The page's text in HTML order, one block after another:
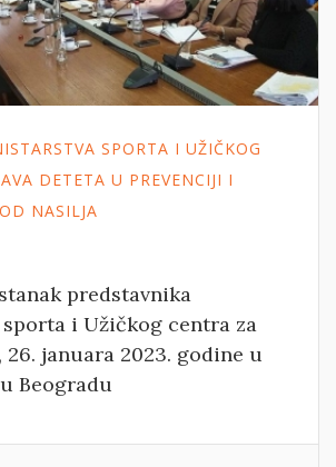
SPORTA I UŽIČKOG
DETETA U PREVENCIJI I
NASILJA
predstavnika
i Užičkog centra za
26. januara 2023. godine u
Beogradu